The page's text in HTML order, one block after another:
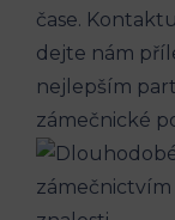
čase.
dejte nám
nejlepším
zámečnické